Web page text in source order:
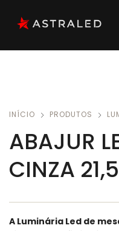
INÍCIO PRODUTOS
ABAJUR
CINZA
A Luminária Led de